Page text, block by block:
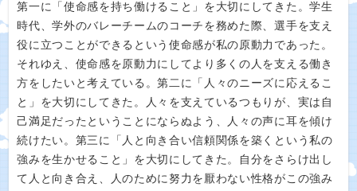
第一に「使命感を持ち働けること」を大切にしてきた。学生
時代、学外のバレーチームのコーチを務めた際、選手を支え
役に立つことができるという使命感が私の原動力であった。
それゆえ、使命感を原動力にしてより多くの人を支える働き
方をしたいと考えている。第二に「人々のニーズに応えるこ
と」を大切にしてきた。人々を支えているつもりが、実は自
己満足だったということにならぬよう、人々の声に耳を傾け
続けたい。第三に「人と向き合い信頼関係を築くという私の
強みを生かせること」を大切にしてきた。自分をさらけ出し
て人と向き合え、人のために努力を厭わない性格がこの強み